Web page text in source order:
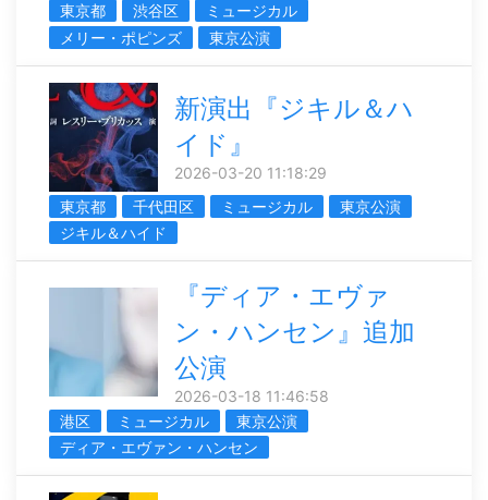
東京都
渋谷区
ミュージカル
メリー・ポピンズ
東京公演
新演出『ジキル＆ハ
イド』
2026-03-20 11:18:29
東京都
千代田区 ミュージカル
東京公演
ジキル＆ハイド
『ディア・エヴァ
ン・ハンセン』追加
公演
2026-03-18 11:46:58
港区
ミュージカル
東京公演
ディア・エヴァン・ハンセン